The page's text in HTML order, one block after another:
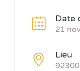
Date
21
Lieu